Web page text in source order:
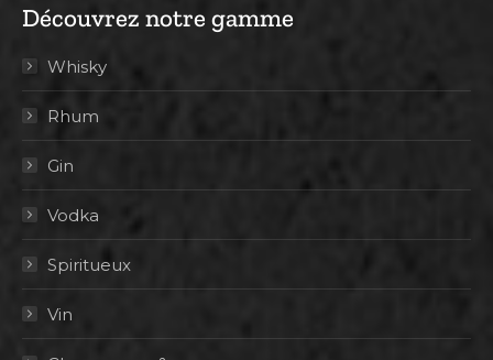
Découvrez notre gamme
Whisky
Rhum
Gin
Vodka
Spiritueux
Vin